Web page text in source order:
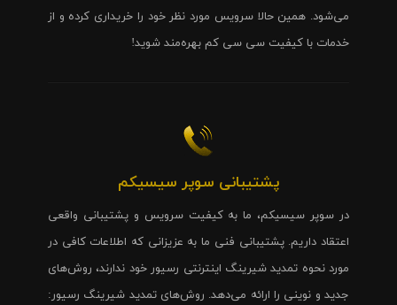
می‌شود. همین حالا سرویس مورد نظر خود را خریداری کرده و از
خدمات با کیفیت سی سی کم بهره‌مند شوید!
پشتیبانی سوپر سیسیکم
در سوپر سیسیکم، ما به کیفیت سرویس و پشتیبانی واقعی
اعتقاد داریم. پشتیبانی فنی ما به عزیزانی که اطلاعات کافی در
مورد نحوه تمدید شیرینگ اینترنتی رسیور خود ندارند، روش‌های
جدید و نوینی را ارائه می‌دهد. روش‌های تمدید شیرینگ رسیور: